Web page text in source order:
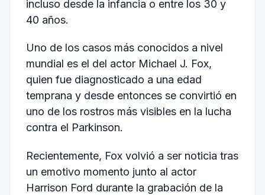
incluso desde la infancia o entre los 30 y
40 años.
Uno de los casos más conocidos a nivel
mundial es el del actor Michael J. Fox,
quien fue diagnosticado a una edad
temprana y desde entonces se convirtió en
uno de los rostros más visibles en la lucha
contra el Parkinson.
Recientemente, Fox volvió a ser noticia tras
un emotivo momento junto al actor
Harrison Ford durante la grabación de la